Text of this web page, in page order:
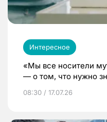
Интересное
«Мы все носители
— о том, что нужно
08:30 / 17.07.26